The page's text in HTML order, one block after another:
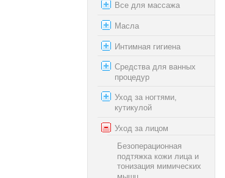
Все для массажа
Масла
Интимная гигиена
Средства для ванных
процедур
Уход за ногтями,
кутикулой
Уход за лицом
Безоперационная
подтяжка кожи лица и
тонизация мимических